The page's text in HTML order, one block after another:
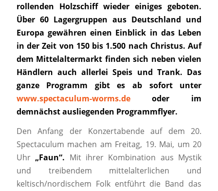
rollenden Holzschiff wieder einiges geboten.
Über 60 Lagergruppen aus Deutschland und
Europa gewähren einen Einblick in das Leben
in der Zeit von 150 bis 1.500 nach Christus. Auf
dem Mittelaltermarkt finden sich neben vielen
Händlern auch allerlei Speis und Trank. Das
ganze Programm gibt es ab sofort unter
www.spectaculum-worms.deoder im
demnächst ausliegenden Programmflyer.
Den Anfang der Konzertabende auf dem 20.
Spectaculum machen am Freitag, 19. Mai, um 20
Uhr „Faun“. Mit ihrer Kombination aus Mystik
und treibendem mittelalterlichen und
keltisch/nordischem Folk entführt die Band das